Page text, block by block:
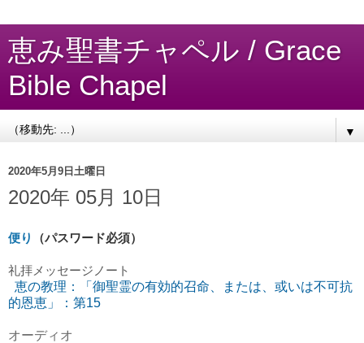
恵み聖書チャペル / Grace
Bible Chapel
▼
2020年5月9日土曜日
2020年 05月 10日
便り （パスワード必須）
礼拝 メッセージノート
恵の教理：「御聖霊の有効的召命、または、或いは不可抗
的恩恵」：第15
オーディオ